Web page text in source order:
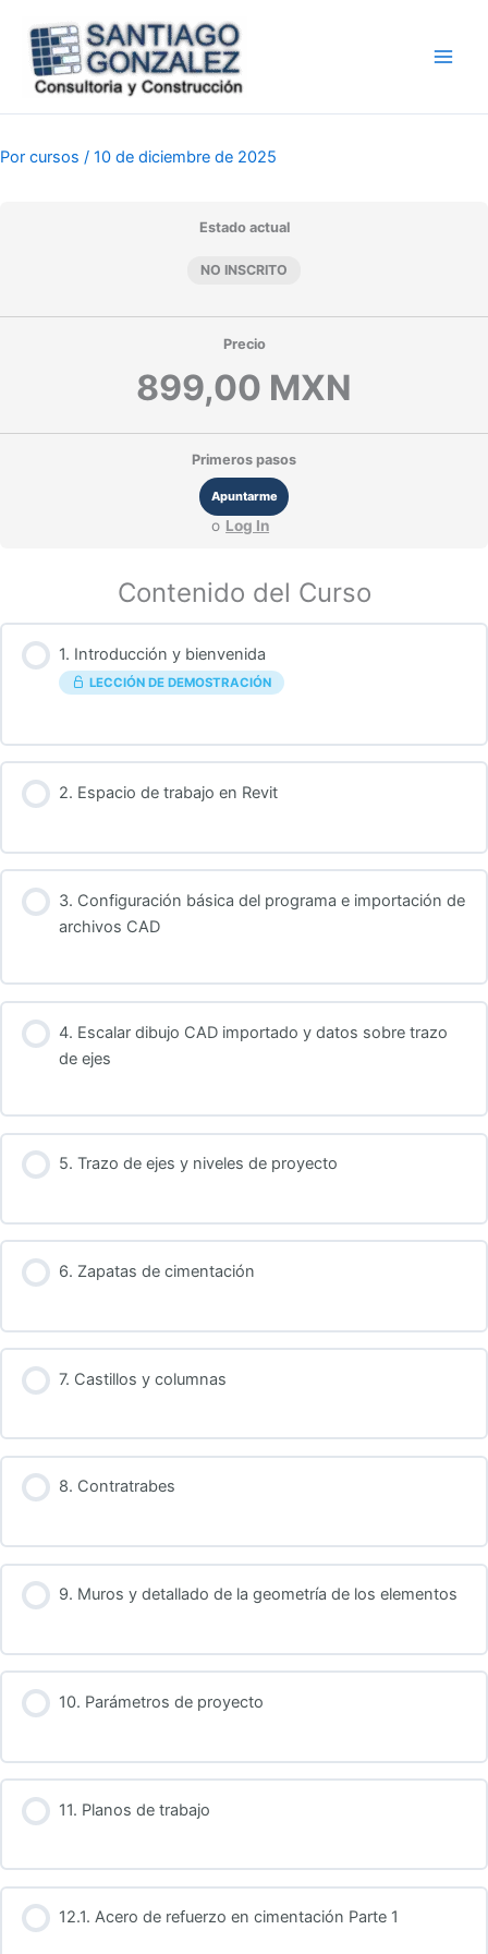
contenido
Por cursos / 10 de diciembre de 2025
Estado actual
NO INSCRITO
Precio
899,00 MXN
Primeros pasos
Apuntarme
o Log In
Contenido del Curso
1. Introducción y bienvenida
LECCIÓN DE DEMOSTRACIÓN
2. Espacio de trabajo en Revit
3. Configuración básica del programa e importación de
archivos CAD
4. Escalar dibujo CAD importado y datos sobre trazo
de ejes
5. Trazo de ejes y niveles de proyecto
6. Zapatas de cimentación
7. Castillos y columnas
8. Contratrabes
9. Muros y detallado de la geometría de los elementos
10. Parámetros de proyecto
11. Planos de trabajo
12.1. Acero de refuerzo en cimentación Parte 1